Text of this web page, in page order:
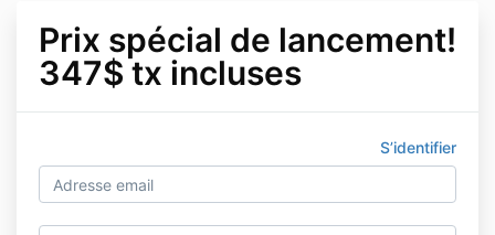
Prix spécial de lancement!
347$ tx incluses
S’identifier